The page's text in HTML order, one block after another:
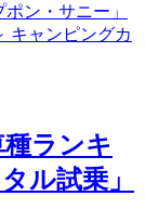
ン・サニー」
キャンピングカ
ランキ
ル試乗」